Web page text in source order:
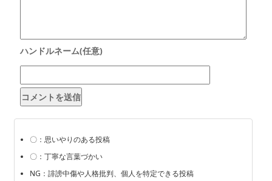
〇：思いやりのある投稿
〇：丁寧な言葉づかい
NG：誹謗中傷や人格批判、個人を特定できる投稿